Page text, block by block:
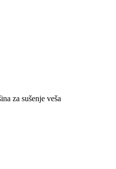
za sušenje veša